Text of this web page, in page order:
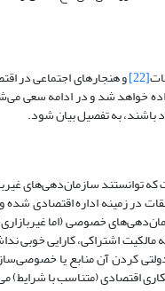
[22] و هنجارهای اجتماعی در
خواهد شد و در ادامه سعی
باشند، به تفصیل بیان شود.
که توانستند سازمان‌دهی‌های
در زمینه اداره اقتصادی
خاص، سازمان‌دهی‌های خصوصی (اما
اشتراکی، کارایی خوبی
کردن آن منابع یا
اقتصادی (متناسب با شرایط)